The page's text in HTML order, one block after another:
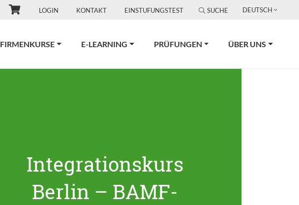
LOGIN KONTAKT EINSTUFUNGSTEST SUCHE DEUTSCH
FIRMENKURSE E-LEARNING PRÜFUNGEN ÜBER UNS
Integrationskurs
Berlin – BAMF-